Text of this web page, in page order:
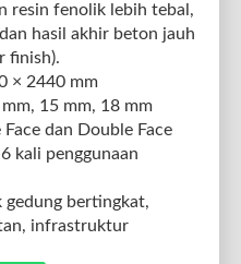
resin fenolik lebih tebal,
hasil akhir beton jauh
finish).
× 2440 mm
15 mm, 18 mm
Face dan Double Face
kali penggunaan
gedung bertingkat,
infrastruktur